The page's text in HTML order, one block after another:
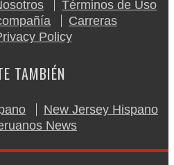
Términos de Uso
Carreras
Policy
TAMBIÉN
New Jersey Hispano
News